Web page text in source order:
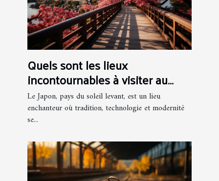
Quels sont les lieux
incontournables à visiter au
Japon ?
Le Japon, pays du soleil levant, est un lieu
enchanteur où tradition, technologie et modernité
se...